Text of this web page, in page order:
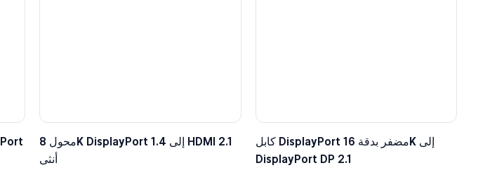
محول 8K DisplayPort 1.4 إلى HDMI 2.1
أنثى
كابل DisplayPort مضفر بدقة 16K إلى
DisplayPort DP 2.1